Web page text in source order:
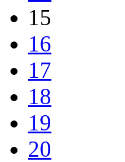
15
16
17
18
19
20